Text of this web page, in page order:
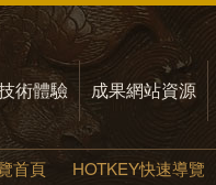
術體驗 成果網站資源
首頁 HOTKEY快速導覽